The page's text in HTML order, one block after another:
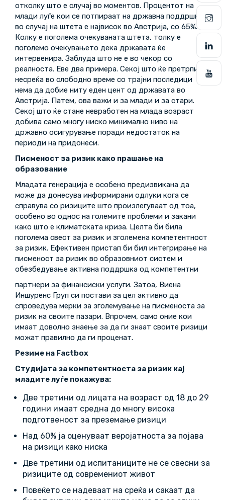
отколку што е случај во моментов. Процентот на
млади луѓе кои се потпираат на државна поддршка
во случај на штета е највисок во Австрија, со 65%.
Колку е поголема очекуваната штета, толку е
поголемо очекувањето дека државата ќе
интервенира. Заблуда што не е во чекор со
реалноста. Еве два примера. Секој што ќе претрпи
несреќа во слободно време со трајни последици
нема да добие ниту еден цент од државата во
Австрија. Патем, ова важи и за млади и за стари.
Секој што ќе стане невработен на млада возраст
добива само многу ниско минимално ниво на
државно осигурување поради недостаток на
периоди на придонеси.
Писменост за ризик како прашање на
образование
Младата генерација е особено предизвикана да
може да донесува информирани одлуки кога се
справува со ризиците што произлегуваат од тоа,
особено во однос на големите проблеми и закани
како што е климатската криза. Целта би била
поголема свест за ризик и зголемена компетентност
за ризик. Ефективен пристап би бил интегрирање на
писменост за ризик во образовниот систем и
обезбедување активна поддршка од компетентни
партнери за финансиски услуги. Затоа, Виена
Иншуренс Груп си постави за цел активно да
спроведува мерки за зголемување на писменоста за
ризик на своите пазари. Впрочем, само оние кои
имаат доволно знаење за да ги знаат своите ризици
можат правилно да ги проценат.
Резиме на Factbox
Студијата за компетентноста за ризик кај
младите луѓе покажува:
Две третини од лицата на возраст од 18 до 29
години имаат средна до многу висока
подготвеност за преземање ризици
Над 60% ја оценуваат веројатноста за појава
на ризици како ниска
Две третини од испитаниците не се свесни за
ризиците од современиот живот
Повеќето се надеваат на среќа и сакаат да